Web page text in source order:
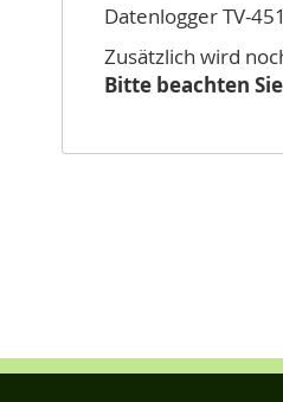
Datenlogger TV-
Zusätzlich wird
Bitte beachten